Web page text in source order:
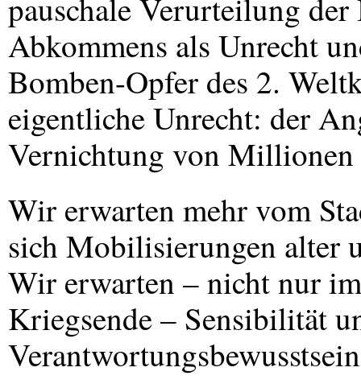
pauschale Verurteilung der
Abkommens als Unrecht
Bomben-Opfer des 2.
eigentliche Unrecht: der
Vernichtung von Millionen
Wir erwarten mehr vom
sich Mobilisierungen alter
Wir erwarten – nicht nur
Kriegsende – Sensibilität